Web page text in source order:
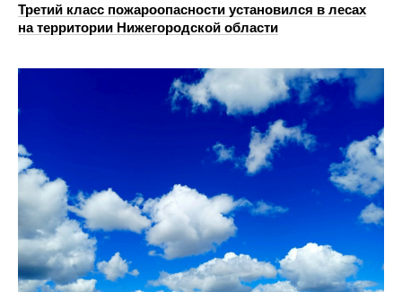
Третий класс пожароопасности установился в лесах
на территории Нижегородской области